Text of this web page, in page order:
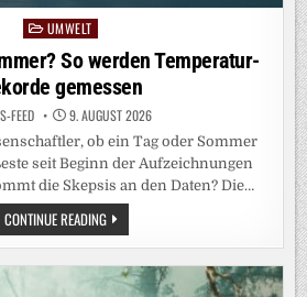
PostedUMWELT
So werden Temperatur-
gemessen
FEED 9. AUGUST 2026
ob ein Tag oder Sommer
seit Beginn der Aufzeichnungen
die Skepsis an den Daten? Die…
CONTINUE READINGDER
HEISSESTE S
OMMER? S
O W
ERDEN T
EMPERATUR-R